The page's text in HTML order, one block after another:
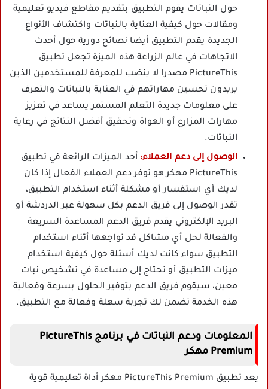
حول النباتات يقوم التطبيق بتقديم مقاطع فيديو تعليمية
ومقالات حول كيفية العناية بالنباتات واكتشاف الأنواع
الجديدة يقدم التطبيق أيضا نصائح دورية حول أحدث
الاتجاهات في عالم الزراعة هذه الميزة تجعل تطبيق
PictureThis مصدرا لا ينضب للمعرفة للمستخدمين الذين
يريدون تحسين مهاراتهم في العناية بالنباتات والتعرف
على معلومات جديدة التعلم المستمر يساعد في تعزيز
مهارات المزارع أو الهواة وتحقيق أفضل النتائج في رعاية
النباتات.
الوصول إلى دعم العملاء: أحد الميزات الرائعة في تطبيق
PictureThis مهكر هو توفر دعم العملاء الفعال إذا كان
لديك أي استفسار أو مشكلة أثناء استخدام التطبيق،
تقدر الوصول إلى فريق الدعم بكل سهولة عبر الدردشة أو
البريد الإلكتروني يقدم فريق الدعم المساعدة السريعة
والفعالة لحل أي مشاكل قد تواجهها أثناء استخدام
التطبيق سواء كانت لديك أسئلة حول كيفية استخدام
ميزات التطبيق أو تحتاج إلى مساعدة في تشخيص نبات
معين، سيقوم فريق الدعم بتوفير الحلول بسرعة وفعالية
هذه الخدمة تضمن لك تجربة سهلة وفعالة مع التطبيق.
المعلومات ودعم النباتات في برنامج PictureThis
Premium مهكر
يعد تطبيق PictureThis Premium مهكر أداة تعليمية قوية